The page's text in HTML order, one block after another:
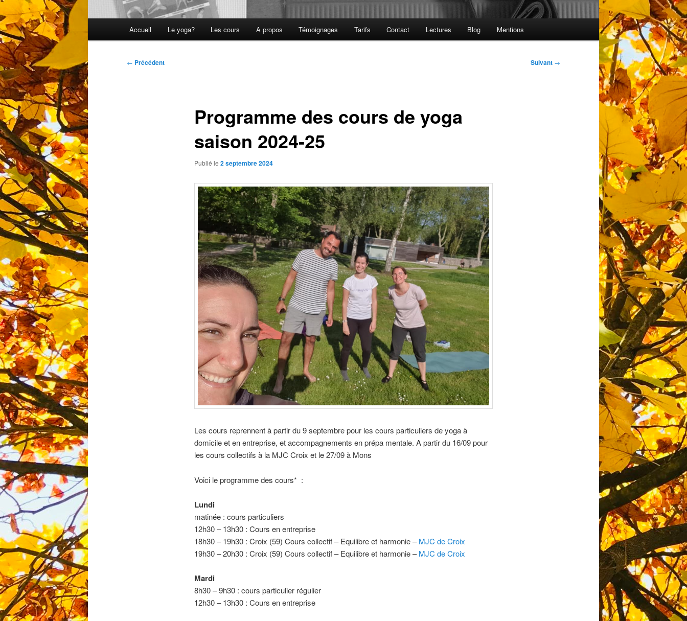
Accueil Le yoga? Les cours A propos Témoignages Tarifs Contact Lectures Blog Mentions
Navigation
← Précédent Suivant →
Programme des cours de yoga
saison 2024-25
Publié le 2 septembre 2024
Les cours reprennent à partir du 9 septembre pour les cours particuliers de yoga à
domicile et en entreprise, et accompagnements en prépa mentale. A partir du 16/09 pour
les cours collectifs à la MJC Croix et le 27/09 à Mons
Voici le programme des cours* :
Lundi
matinée : cours particuliers
12h30 – 13h30 : Cours en entreprise
18h30 – 19h30 : Croix (59) Cours collectif – Equilibre et harmonie –MJC de Croix
19h30 – 20h30 : Croix (59) Cours collectif – Equilibre et harmonie –MJC de Croix
Mardi
8h30 – 9h30 : cours particulier régulier
12h30 – 13h30 : Cours en entreprise